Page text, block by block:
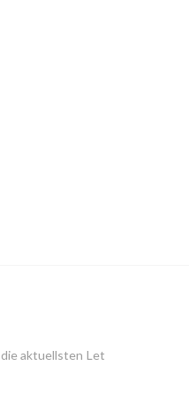
die aktuellsten Let